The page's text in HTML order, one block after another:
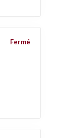
Fermé